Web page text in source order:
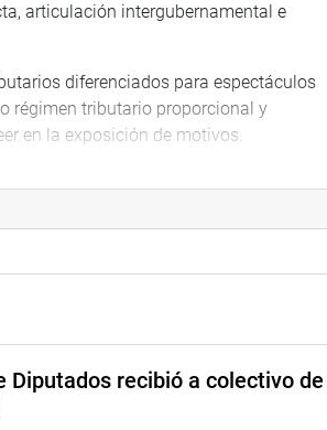
articulación intergubernamental e
diferenciados para espectáculos
régimen tributario proporcional y
en la exposición de motivos.
música, folclore nacional o internacional,
deportivo, representadas en vivo, con
declara de interés nacional la
iglesias de las haciendas San Javier y
Diputados recibió a colectivo de